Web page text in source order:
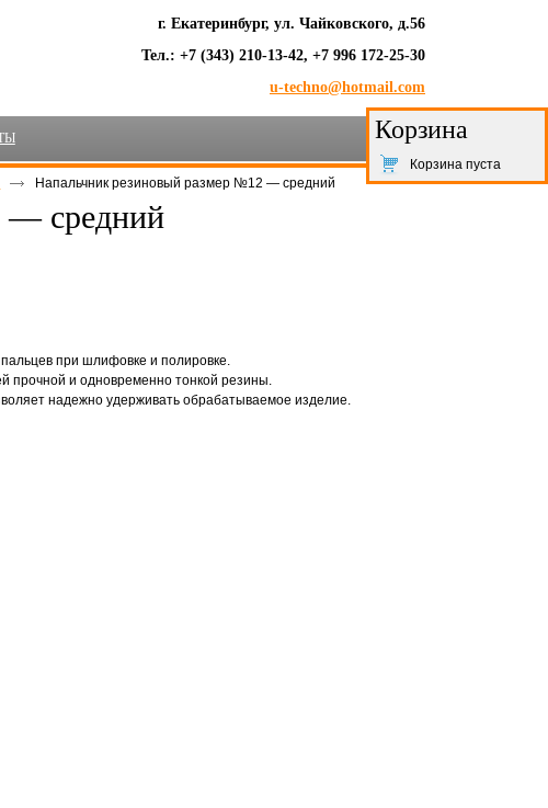
г. Екатеринбург, ул. Чайковского, д.56
Тел.: +7 (343) 210-13-42, +7 996 172-25-30
u-techno@hotmail.com
Корзина
Корзина пуста
Напальчник резиновый размер №12 — средний
— средний
при шлифовке и полировке.
прочной и одновременно тонкой резины.
надежно удерживать обрабатываемое изделие.